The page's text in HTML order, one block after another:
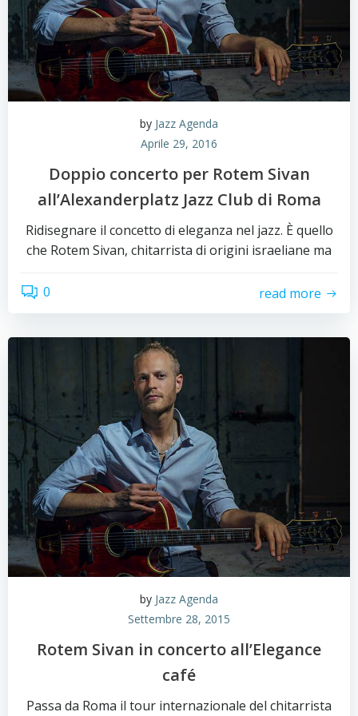
by Jazz Agenda
Aprile 29, 2016
Doppio concerto per Rotem Sivan
all’Alexanderplatz Jazz Club di Roma
Ridisegnare il concetto di eleganza nel jazz. È quello
che Rotem Sivan, chitarrista di origini israeliane ma
0 read more
by Jazz Agenda
Settembre 28, 2015
Rotem Sivan in concerto all’Elegance
café
Passa da Roma il tour internazionale del chitarrista